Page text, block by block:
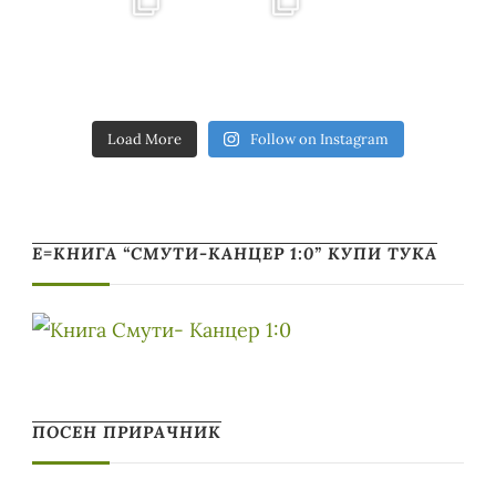
Load More Follow on Instagram
Е=КНИГА “СМУТИ-КАНЦЕР 1:0” КУПИ ТУКА
ПОСЕН ПРИРАЧНИК